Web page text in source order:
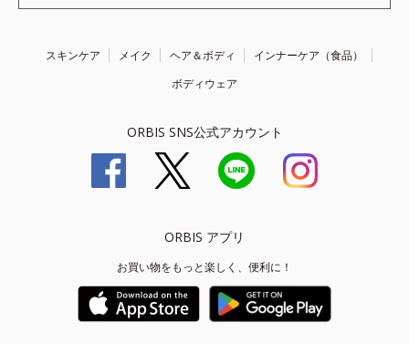
スキンケア メイク ヘア＆ボディ
インナーケア（食品）
ボディウェア
ORBIS SNS公式アカウント
ORBIS アプリ
お買い物をもっと楽しく、便利に！